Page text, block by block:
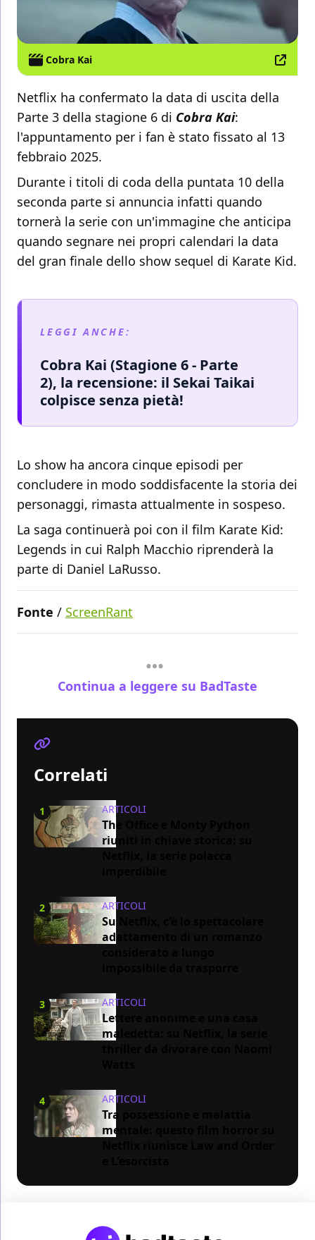
Cobra Kai
Netflix ha confermato la data di uscita della
Parte 3 della stagione 6 di Cobra Kai:
l'appuntamento per i fan è stato fissato al 13
febbraio 2025.
Durante i titoli di coda della puntata 10 della
seconda parte si annuncia infatti quando
tornerà la serie con un'immagine che anticipa
quando segnare nei propri calendari la data
del gran finale dello show sequel di Karate Kid.
LEGGI ANCHE:
Cobra Kai (Stagione 6 - Parte
2), la recensione: il Sekai Taikai
colpisce senza pietà!
Lo show ha ancora cinque episodi per
concludere in modo soddisfacente la storia dei
personaggi, rimasta attualmente in sospeso.
La saga continuerà poi con il film Karate Kid:
Legends in cui Ralph Macchio riprenderà la
parte di Daniel LaRusso.
Fonte / ScreenRant
Continua a leggere su BadTaste
Correlati
1 ARTICOLI
The Office e Monty Python
riuniti in chiave storica: su
2 ARTICOLI
Su Netflix, c'è lo spettacolare
adattamento di un romanzo
3 ARTICOLI
Lettere anonime e una casa
maledetta: su Netflix, la serie
4 ARTICOLI
Tra possessione e malattia
mentale: questo film horror su